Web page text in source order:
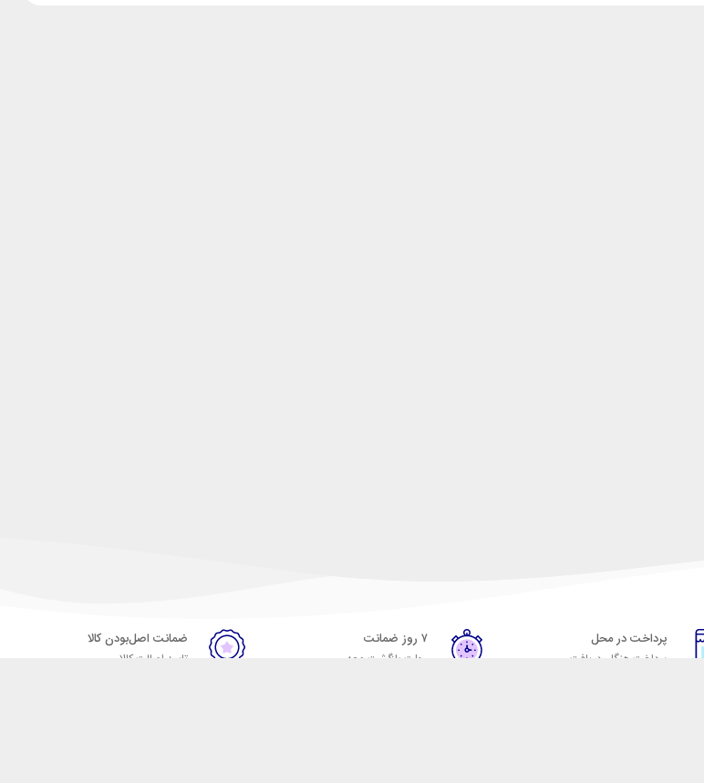
پرداخت در محل
پرداخت هنگام دریافت
۷ روز ضمانت
مهلت بازگشت وجه
ضمانت اصل‌بودن کالا
تایید اصالت کالا